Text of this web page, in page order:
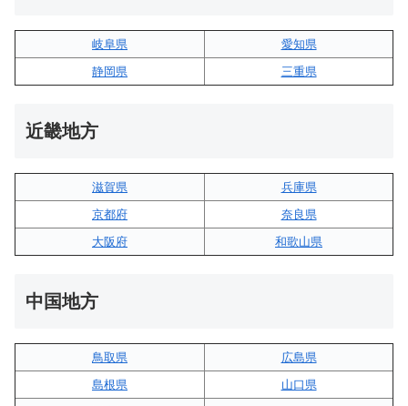
岐阜県
愛知県
静岡県
三重県
近畿地方
滋賀県
兵庫県
京都府
奈良県
大阪府
和歌山県
中国地方
鳥取県
広島県
島根県
山口県